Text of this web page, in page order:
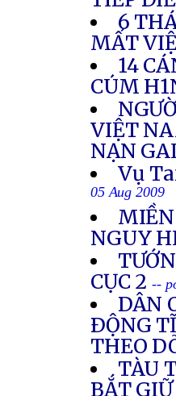
6
MẤT
14
CÚM
VIỆT
NẠN
Vụ
05 Aug 2009
NGUY
CỤC 2 --
DÂN
ÐỘNG
THEO
TÀU
BẮT